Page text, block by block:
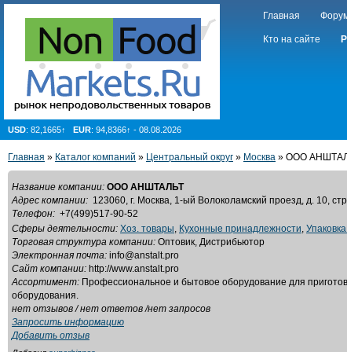
Главная
Кто на сайте
USD: 82,1665↑ EUR: 94,8366↑ - 08.08.2026
Главная » Каталог компаний » Центральный округ » Москва » ООО
Название компании: ООО АНШТАЛЬТ
Адрес компании: 123060, г. Москва, 1-ый Волоколамский проезд, д. 10,
Телефон: +7(499)517-90-52
Сферы деятельности: Хоз. товары, Кухонные принадлежности,
Торговая структура компании: Оптовик, Дистрибьютор
Электронная почта: info@anstalt.pro
Сайт компании: http://www.anstalt.pro
Ассортимент: Профессиональное и бытовое оборудование для
оборудования.
нет отзывов / нет ответов /нет запросов
Запросить информацию
Добавить отзыв